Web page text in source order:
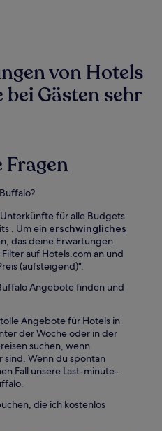
von Hotels
Gästen sehr
für alle Budgets
. Um ein erschwingliches
das deine Erwartungen
auf Hotels.com an und
(aufsteigend)".
Angebote finden und
Angebote für Hotels in
der Woche oder in der
suchen, wenn
Wenn du spontan
Fall unsere Last-minute-
die ich kostenlos